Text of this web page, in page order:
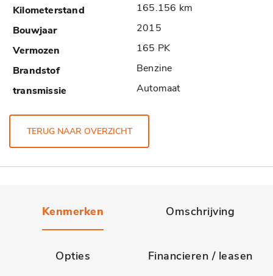
165.156 km
2015
165 PK
Benzine
Automaat
TERUG NAAR OVERZICHT
Kenmerken Omschrijving
Opties Financieren / leasen